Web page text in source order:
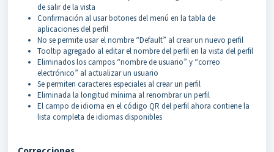
de salir de la vista
Confirmación al usar botones del menú en la tabla de
aplicaciones del perfil
No se permite usar el nombre “Default” al crear un nuevo perfil
Tooltip agregado al editar el nombre del perfil en la vista del perfil
Eliminados los campos “nombre de usuario” y “correo
electrónico” al actualizar un usuario
Se permiten caracteres especiales al crear un perfil
Eliminada la longitud mínima al renombrar un perfil
El campo de idioma en el código QR del perfil ahora contiene la
lista completa de idiomas disponibles